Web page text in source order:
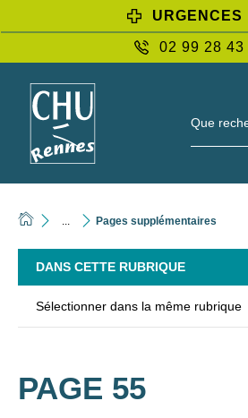
URGENCES
02 99 28 43
Que
Pages supplémentaires
DANS CETTE RUBRIQUE
Sélectionner dans la même rubrique
PAGE 55